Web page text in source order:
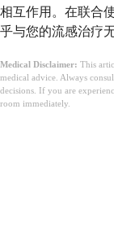
相互作用。在联合
乎与您的流感治疗无
Medical Disclaimer: This
medical advice. Always
decisions. If you are
room immediately.